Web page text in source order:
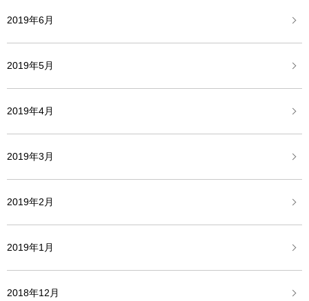
2019年6月
2019年5月
2019年4月
2019年3月
2019年2月
2019年1月
2018年12月